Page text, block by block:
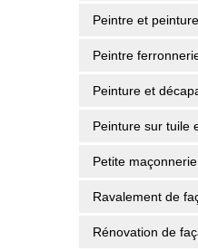
Peintre et
Peintre
Peinture et
Peinture sur tuile
Petite
Ravalement de
Rénovation de